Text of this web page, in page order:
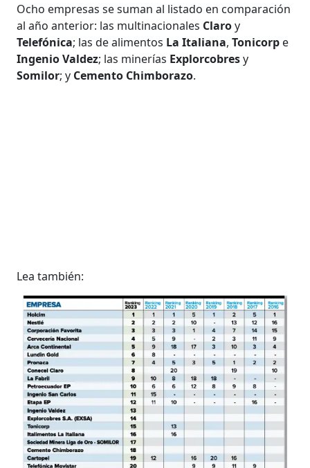
Ocho empresas se suman al listado en comparación
al año anterior: las multinacionales Claroy
Telefónica; las de alimentos La Italiana,Tonicorp e
Ingenio Valdez; las minerías Explorcobresy
Somilor; y Cemento Chimborazo.
Lea también: